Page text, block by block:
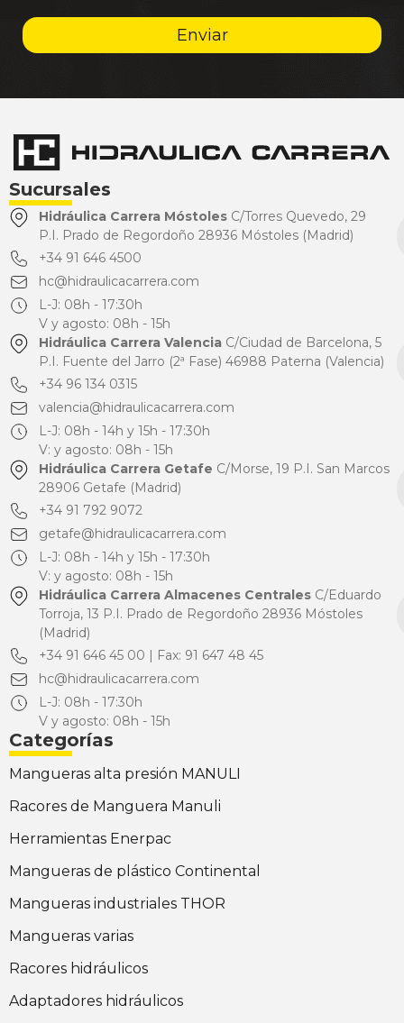
Enviar
Sucursales
Hidráulica Carrera MóstolesC/Torres Quevedo, 29
P.I. Prado de Regordoño 28936 Móstoles (Madrid)
+34 91 646 4500
hc@hidraulicacarrera.com
L-J: 08h - 17:30h
V y agosto: 08h - 15h
Hidráulica Carrera ValenciaC/Ciudad de Barcelona, 5
P.I. Fuente del Jarro (2ª Fase) 46988 Paterna (Valencia)
+34 96 134 0315
valencia@hidraulicacarrera.com
L-J: 08h - 14h y 15h - 17:30h
V: y agosto: 08h - 15h
Hidráulica Carrera Getafe C/Morse, 19 P.I. San Marcos
28906 Getafe (Madrid)
+34 91 792 9072
getafe@hidraulicacarrera.com
L-J: 08h - 14h y 15h - 17:30h
V: y agosto: 08h - 15h
Hidráulica Carrera Almacenes CentralesC/Eduardo
Torroja, 13 P.I. Prado de Regordoño 28936 Móstoles
(Madrid)
+34 91 646 45 00 | Fax: 91 647 48 45
hc@hidraulicacarrera.com
L-J: 08h - 17:30h
V y agosto: 08h - 15h
Categorías
Mangueras alta presión MANULI
Racores de Manguera Manuli
Herramientas Enerpac
Mangueras de plástico Continental
Mangueras industriales THOR
Mangueras varias
Racores hidráulicos
Adaptadores hidráulicos